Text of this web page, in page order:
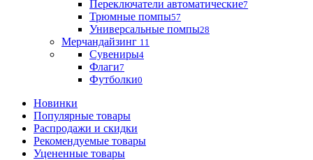
Переключатели автоматические7
Трюмные помпы57
Универсальные помпы28
Мерчандайзинг 11
Сувениры4
Флаги7
Футболки0
Новинки
Популярные товары
Распродажи и скидки
Рекомендуемые товары
Уцененные товары